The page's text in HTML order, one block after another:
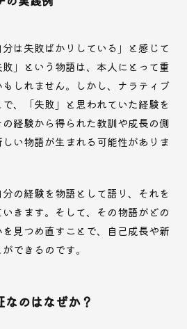
は失敗ばかりしている」と感じて
」という物語は、本人にとって重
しれません。しかし、ナラティブ
、「失敗」と思われていた経験を
経験から得られた教訓や成長の側
い物語が生まれる可能性がありま
の経験を物語として語り、それを
きます。そして、その物語がどの
見つめ直すことで、自己成長や新
できるのです。
のはなぜか？